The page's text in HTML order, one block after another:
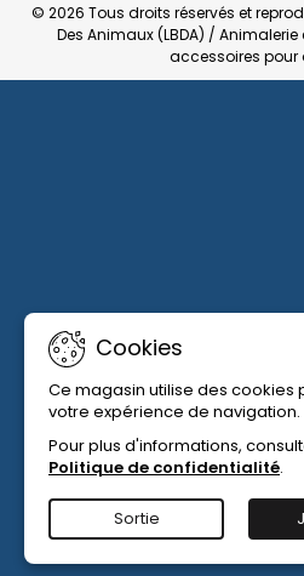
Cookies
Ce magasin utilise des cookies
votre expérience de navigation.
Pour plus d'informations,
Politique de confidentialité.
Sortie
© 2026 Tous droits réservés et
Des Animaux (LBDA) /
accessoires pour